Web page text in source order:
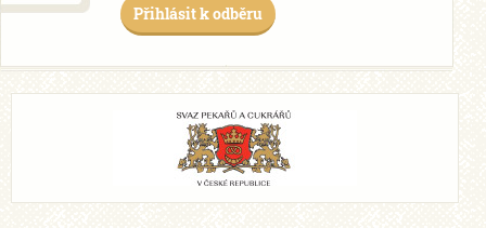
Přihlásit k odběru